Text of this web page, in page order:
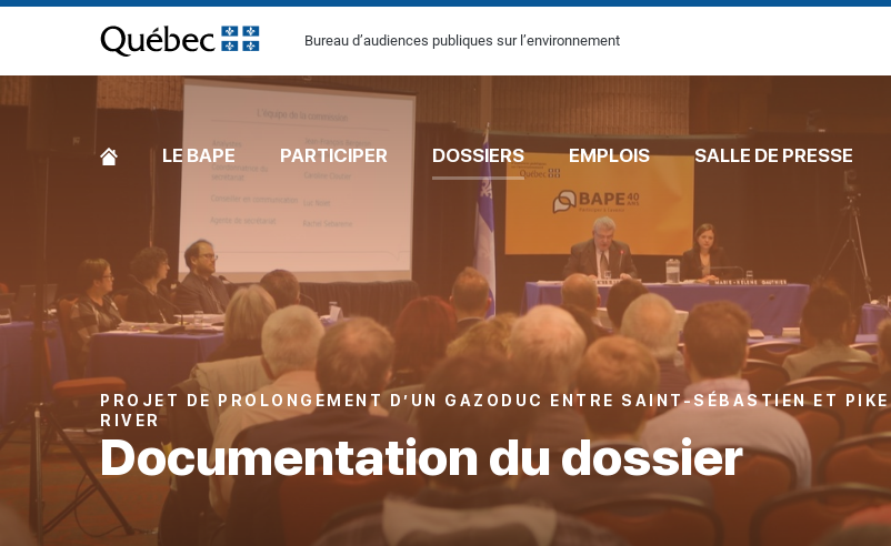
[Common.SkipToContent]
Bureau d’audiences publiques sur l’environnement
ACCUEILLE BAPE PARTICIPER DOSSIERS EMPLOIS SALLE DE PRESSE
PROJET DE PROLONGEMENT D’UN GAZODUC ENTRE SAINT-SÉBASTIEN ET PIKE
RIVER
Documentation du dossier